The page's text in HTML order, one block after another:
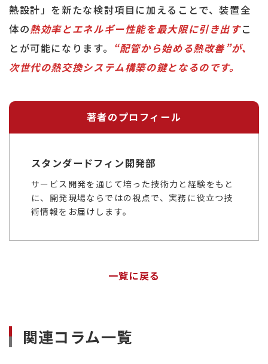
熱設計」を新たな検討項目に加えることで、装置全
体の熱効率とエネルギー性能を最大限に引き出すこ
とが可能になります。 “配管から始める熱改善”が、
次世代の熱交換システム構築の鍵となるのです。
著者のプロフィール
スタンダードフィン開発部
サービス開発を通じて培った技術力と経験をもと
に、開発現場ならではの視点で、実務に役立つ技
術情報をお届けします。
一覧に戻る
関連コラム一覧